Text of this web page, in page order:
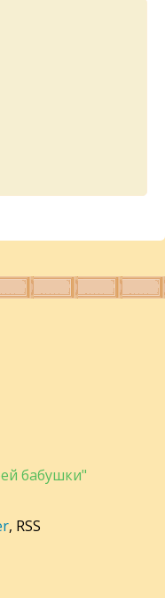
бабушки"
, RSS